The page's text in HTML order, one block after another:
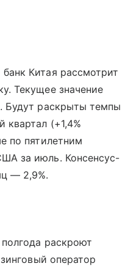
Китая рассмотрит
Текущее значение
Будут раскрыты темпы
(+1,4%
по пятилетним
за июль. Консенсус-
— 2,9%.
раскроют
оператор